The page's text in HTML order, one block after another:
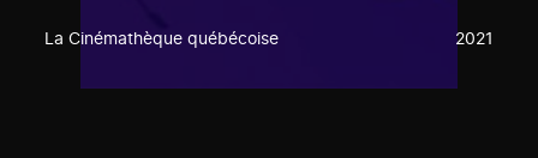
La Cinémathèque québécoise 2021